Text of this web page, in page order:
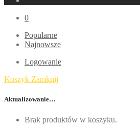
0
Popularne
Najnowsze
Logowanie
Koszyk Zamknij
Aktualizowanie…
Brak produktów w koszyku.